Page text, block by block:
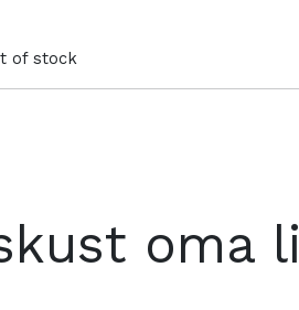
of stock
oma